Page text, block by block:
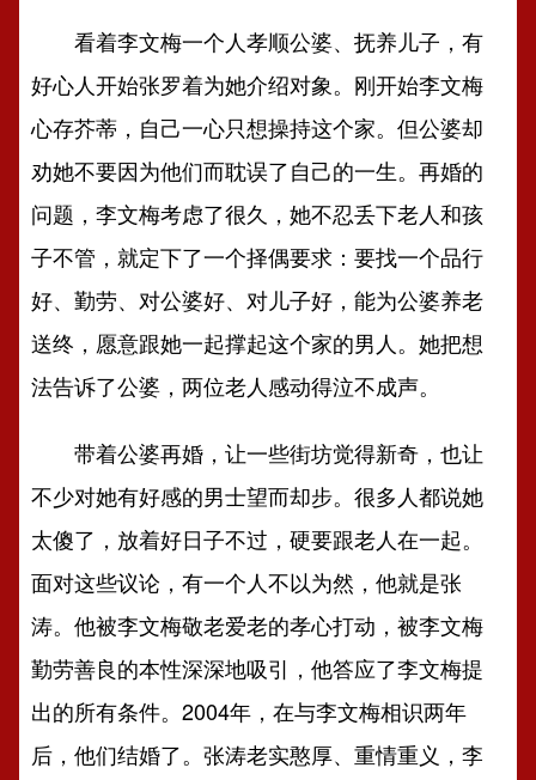
看着李文梅一个人孝顺公婆、抚养儿子，有
好心人开始张罗着为她介绍对象。刚开始李文梅
心存芥蒂，自己一心只想操持这个家。但公婆却
劝她不要因为他们而耽误了自己的一生。再婚的
问题，李文梅考虑了很久，她不忍丢下老人和孩
子不管，就定下了一个择偶要求：要找一个品行
好、勤劳、对公婆好、对儿子好，能为公婆养老
送终，愿意跟她一起撑起这个家的男人。她把想
法告诉了公婆，两位老人感动得泣不成声。
带着公婆再婚，让一些街坊觉得新奇，也让
不少对她有好感的男士望而却步。很多人都说她
太傻了，放着好日子不过，硬要跟老人在一起。
面对这些议论，有一个人不以为然，他就是张
涛。他被李文梅敬老爱老的孝心打动，被李文梅
勤劳善良的本性深深地吸引，他答应了李文梅提
出的所有条件。2004年，在与李文梅相识两年
后，他们结婚了。张涛老实憨厚、重情重义，李